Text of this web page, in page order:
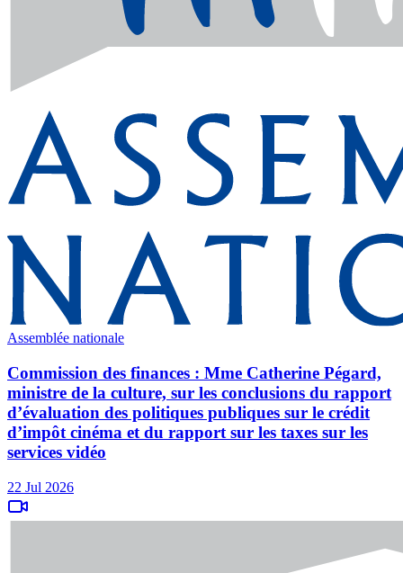
Assemblée nationale
Commission des finances : Mme Catherine Pégard,
ministre de la culture, sur les conclusions du rapport
d’évaluation des politiques publiques sur le crédit
d’impôt cinéma et du rapport sur les taxes sur les
services vidéo
22 Jul 2026